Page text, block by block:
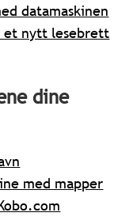
datamaskinen
et nytt lesebrett
dine
med mapper